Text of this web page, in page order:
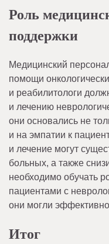
Роль
поддержки
Медицинский
помощи
и реабилитологи
и лечению
они основались не
и на эмпатии к
и лечение могут
больных, а также
необходимо обучать
пациентами с
они могли
Итог